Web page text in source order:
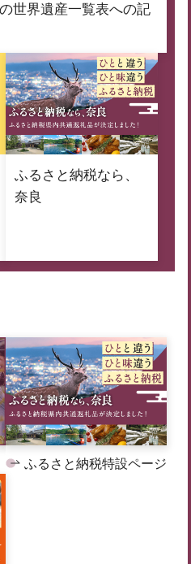
世界遺産一覧表への記
ふるさと納税なら、
奈良
ふるさと納税特設ページ